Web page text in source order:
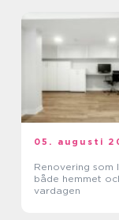
05. augusti
Renovering som
både hemmet
vardagen